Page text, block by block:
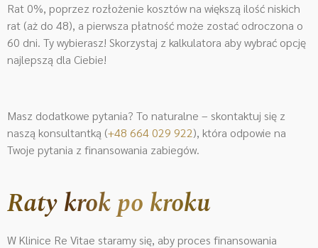
Raty krok po kroku
W Klinice Re Vitae staramy się, aby proces finansowania
Rat 0%, poprzez rozłożenie kosztów na większą ilość niskich
rat (aż do 48), a pierwsza płatność może zostać odroczona o
60 dni. Ty wybierasz! Skorzystaj z kalkulatora aby wybrać opcję
najlepszą dla Ciebie!
Masz dodatkowe pytania? To naturalne – skontaktuj się z
naszą konsultantką (+48 664 029 922), która odpowie na
Twoje pytania z finansowania zabiegów.